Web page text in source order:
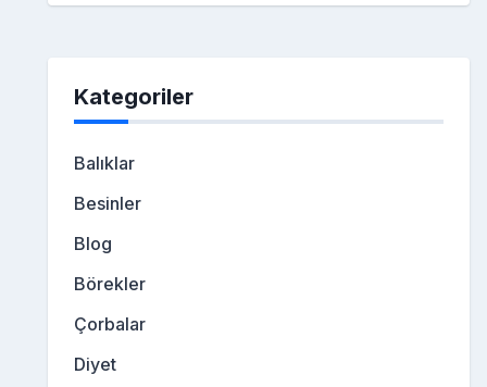
Kategoriler
Balıklar
Besinler
Blog
Börekler
Çorbalar
Diyet